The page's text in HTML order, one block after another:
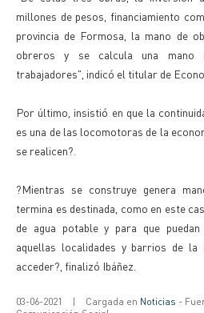
millones de pesos, financiamiento
provincia de Formosa, la mano de
obreros y se calcula una mano
trabajadores", indicó el titular de
Por último, insistió en que la
es una de las locomotoras de la
se realicen?.
?Mientras se construye genera
termina es destinada, como en este
de agua potable y para que
aquellas localidades y barrios de la
acceder?, finalizó Ibáñez.
03-06-2021 | Cargada en Noticias -